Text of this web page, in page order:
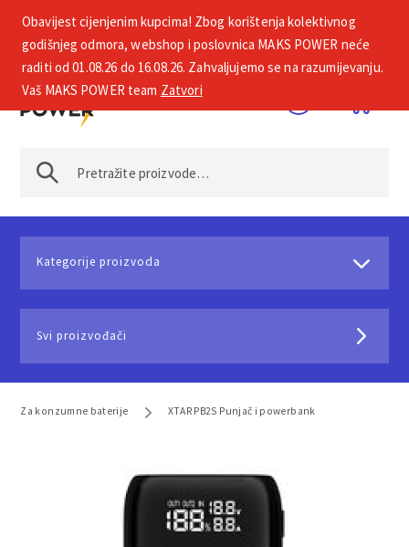
+385 1 2002 575
Kategorije proizvoda
Svi proizvođači
Za konzumne baterije XTAR PB2S Punjač i powerbank
Obavijest cijenjenim kupcima! Zbog korištenja kolektivnog
godišnjeg odmora, webshop i poslovnica MAKS POWER neće
raditi od 01.08.26 do 16.08.26. Zahvaljujemo se na razumijevanju.
Vaš MAKS POWER team Zatvori